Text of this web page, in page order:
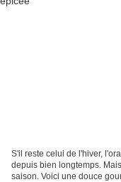
S'il reste celui de l'hiver,
depuis bien longtemps.
saison. Voici une douce